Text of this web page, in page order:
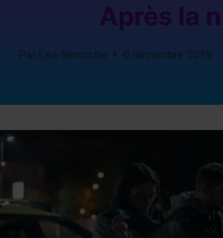
Après la
Par Léa Berroche 6 décembre 2019